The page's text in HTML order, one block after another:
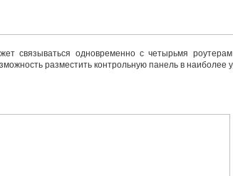
связываться одновременно с четырьмя
разместить контрольную панель в наиболее